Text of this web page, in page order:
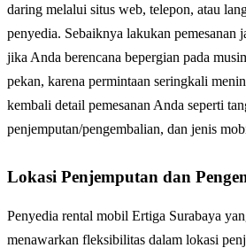
daring melalui situs web, telepon, atau
penyedia. Sebaiknya lakukan pemesanan
jika Anda berencana bepergian pada
pekan, karena permintaan seringkali
kembali detail pemesanan Anda seperti
penjemputan/pengembalian, dan jenis
Lokasi Penjemputan dan
Penyedia rental mobil Ertiga Surabaya
menawarkan fleksibilitas dalam lokasi